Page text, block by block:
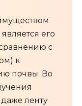
его
с
к
почвы. Во
ленту